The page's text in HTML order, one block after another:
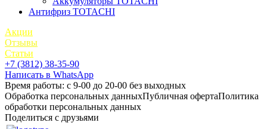
Антифриз TOTACHI
Акции
Отзывы
Статьи
+7 (3812) 38-35-90
Написать в WhatsApp
Время работы: с 9-00 до 20-00 без выходных
Обработка персональных данныхПубличная офертаПолитика
обработки персональных данных
Поделиться с друзьями